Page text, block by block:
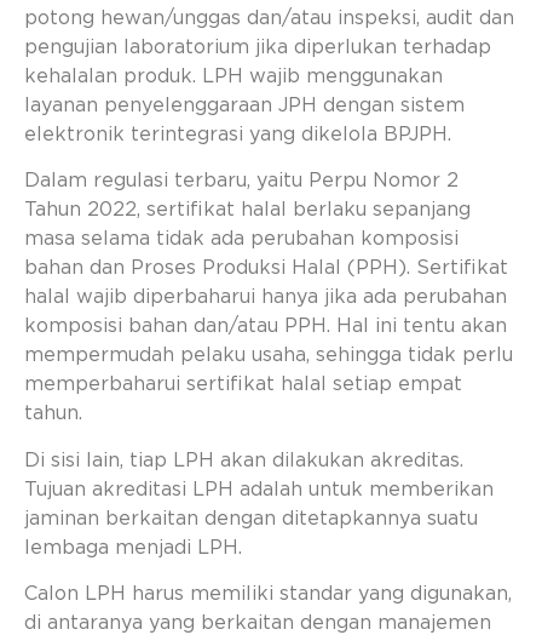
potong hewan/unggas dan/atau inspeksi, audit dan
pengujian laboratorium jika diperlukan terhadap
kehalalan produk. LPH wajib menggunakan
layanan penyelenggaraan JPH dengan sistem
elektronik terintegrasi yang dikelola BPJPH.
Dalam regulasi terbaru, yaitu Perpu Nomor 2
Tahun 2022, sertifikat halal berlaku sepanjang
masa selama tidak ada perubahan komposisi
bahan dan Proses Produksi Halal (PPH). Sertifikat
halal wajib diperbaharui hanya jika ada perubahan
komposisi bahan dan/atau PPH. Hal ini tentu akan
mempermudah pelaku usaha, sehingga tidak perlu
memperbaharui sertifikat halal setiap empat
tahun.
Di sisi lain, tiap LPH akan dilakukan akreditas.
Tujuan akreditasi LPH adalah untuk memberikan
jaminan berkaitan dengan ditetapkannya suatu
lembaga menjadi LPH.
Calon LPH harus memiliki standar yang digunakan,
di antaranya yang berkaitan dengan manajemen